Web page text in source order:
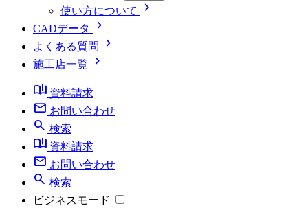
使い方について chevron_right
CADデータ chevron_right
よくある質問 chevron_right
施工店一覧
chevron_right
book_ribbon 資料請求
mail お問い合わせ
search 検索
book_ribbon 資料請求
mail お問い合わせ
search 検索
ビジネスモード